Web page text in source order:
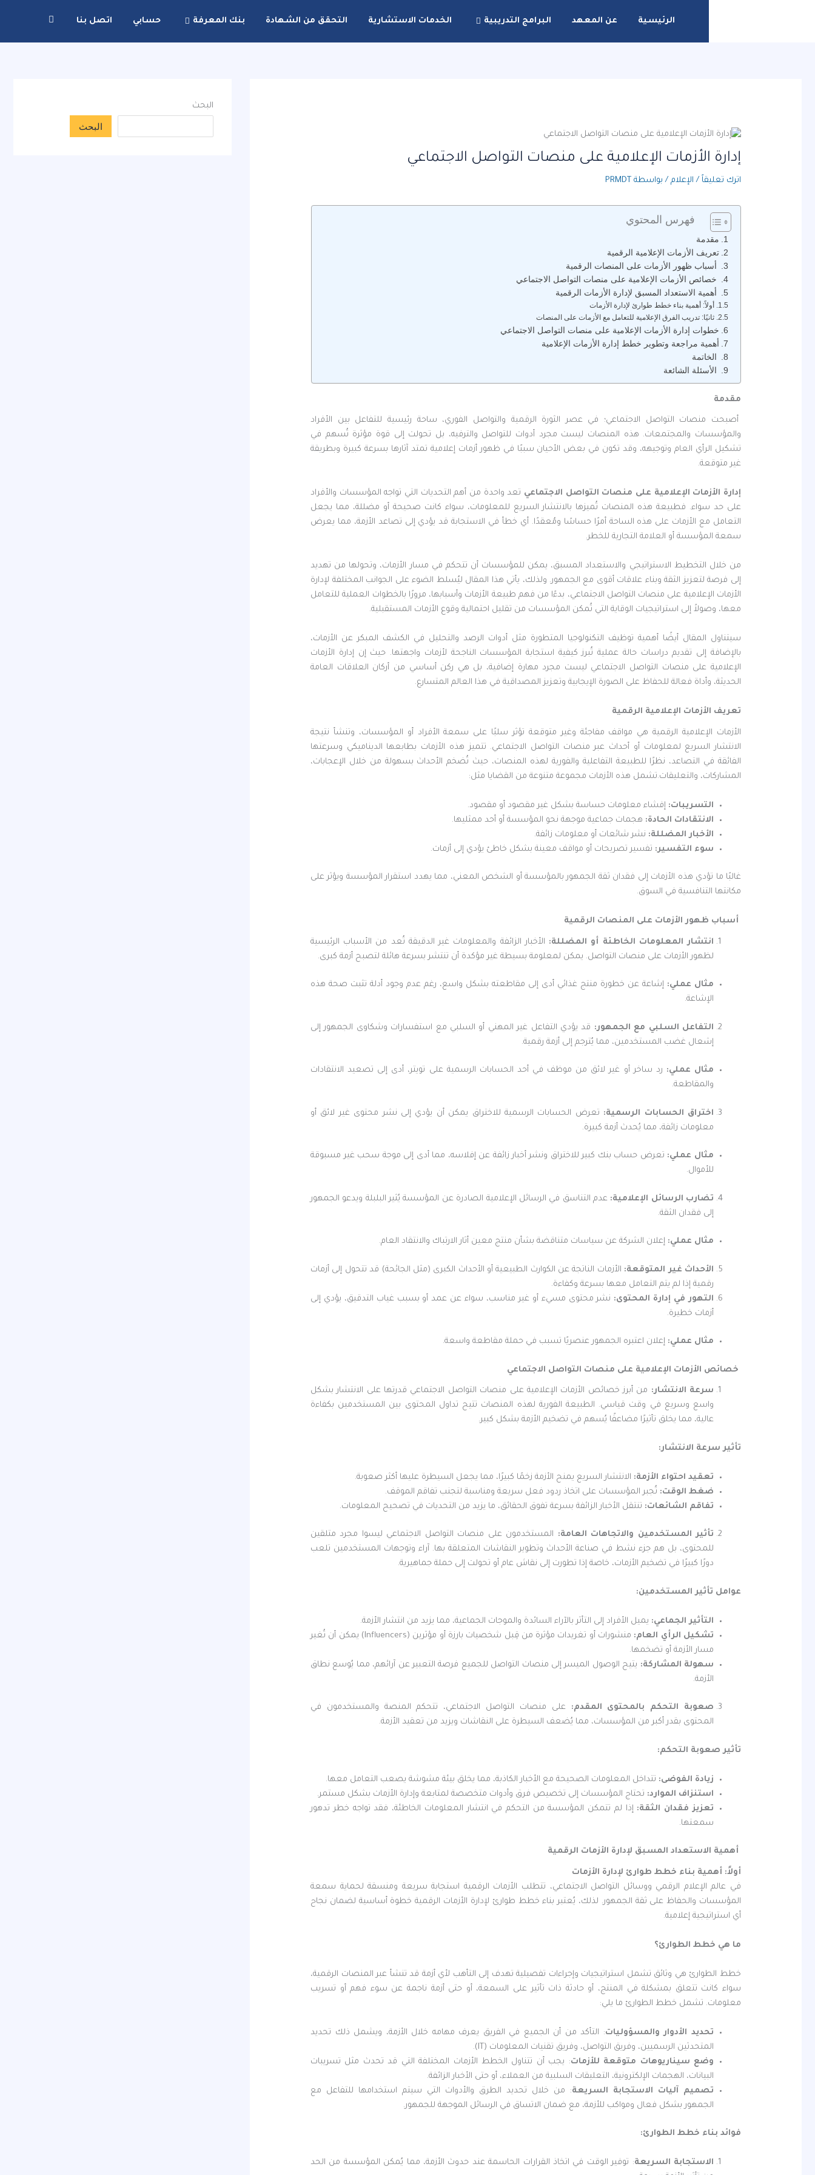
الرئيسية عن المعهد البرامج التدريبية الخدمات الاستشارية التحقق من الشهادة بنك المعرفة حسابي اتصل بنا
إدارة الأزمات الإعلامية على منصات التواصل الاجتماعي
اترك تعليقاً / الإعلام / بواسطة PRMDT
فهرس المحتوي
مقدمة
تعريف الأزمات الإعلامية الرقمية
أسباب ظهور الأزمات على المنصات الرقمية
خصائص الأزمات الإعلامية على منصات التواصل الاجتماعي
أهمية الاستعداد المسبق لإدارة الأزمات الرقمية
أولاً: أهمية بناء خطط طوارئ لإدارة الأزمات
ثانيًا: تدريب الفرق الإعلامية للتعامل مع الأزمات على المنصات
خطوات إدارة الأزمات الإعلامية على منصات التواصل الاجتماعي
أهمية مراجعة وتطوير خطط إدارة الأزمات الإعلامية
الخاتمة
الأسئلة الشائعة
مقدمة
أصبحت منصات التواصل الاجتماعي؛ في عصر الثورة الرقمية والتواصل الفوري، ساحة رئيسية للتفاعل بين الأفراد
والمؤسسات والمجتمعات. هذه المنصات ليست مجرد أدوات للتواصل والترفيه، بل تحولت إلى قوة مؤثرة تُسهم في
تشكيل الرأي العام وتوجيهه، وقد تكون في بعض الأحيان سببًا في ظهور أزمات إعلامية تمتد آثارها بسرعة كبيرة وبطريقة
غير متوقعة.
إدارة الأزمات الإعلامية على منصات التواصل الاجتماعي تعد واحدة من أهم التحديات التي تواجه المؤسسات والأفراد
على حد سواء. فطبيعة هذه المنصات تُميزها بالانتشار السريع للمعلومات، سواء كانت صحيحة أو مضللة، مما يجعل
التعامل مع الأزمات على هذه الساحة أمرًا حساسًا ومُعقدًا. أي خطأ في الاستجابة قد يؤدي إلى تصاعد الأزمة، مما يعرض
سمعة المؤسسة أو العلامة التجارية للخطر.
من خلال التخطيط الاستراتيجي والاستعداد المسبق، يمكن للمؤسسات أن تتحكم في مسار الأزمات، وتحولها من تهديد
إلى فرصة لتعزيز الثقة وبناء علاقات أقوى مع الجمهور. ولذلك، يأتي هذا المقال ليُسلط الضوء على الجوانب المختلفة لإدارة
الأزمات الإعلامية على منصات التواصل الاجتماعي، بدءًا من فهم طبيعة الأزمات وأسبابها، مرورًا بالخطوات العملية للتعامل
معها، وصولاً إلى استراتيجيات الوقاية التي تُمكن المؤسسات من تقليل احتمالية وقوع الأزمات المستقبلية.
سيتناول المقال أيضًا أهمية توظيف التكنولوجيا المتطورة مثل أدوات الرصد والتحليل في الكشف المبكر عن الأزمات،
بالإضافة إلى تقديم دراسات حالة عملية تُبرز كيفية استجابة المؤسسات الناجحة لأزمات واجهتها. حيث إن إدارة الأزمات
الإعلامية على منصات التواصل الاجتماعي ليست مجرد مهارة إضافية، بل هي ركن أساسي من أركان العلاقات العامة
الحديثة، وأداة فعالة للحفاظ على الصورة الإيجابية وتعزيز المصداقية في هذا العالم المتسارع.
تعريف الأزمات الإعلامية الرقمية
الأزمات الإعلامية الرقمية هي مواقف مفاجئة وغير متوقعة تؤثر سلبًا على سمعة الأفراد أو المؤسسات، وتنشأ نتيجة
الانتشار السريع لمعلومات أو أحداث عبر منصات التواصل الاجتماعي. تتميز هذه الأزمات بطابعها الديناميكي وسرعتها
الفائقة في التصاعد، نظرًا للطبيعة التفاعلية والفورية لهذه المنصات، حيث تُضخم الأحداث بسهولة من خلال الإعجابات،
المشاركات، والتعليقات.تشمل هذه الأزمات مجموعة متنوعة من القضايا مثل:
التسريبات: إفشاء معلومات حساسة بشكل غير مقصود أو مقصود.
الانتقادات الحادة: هجمات جماعية موجهة نحو المؤسسة أو أحد ممثليها.
الأخبار المضللة: نشر شائعات أو معلومات زائفة.
سوء التفسير : تفسير تصريحات أو مواقف معينة بشكل خاطئ يؤدي إلى أزمات.
غالبًا ما تؤدي هذه الأزمات إلى فقدان ثقة الجمهور بالمؤسسة أو الشخص المعني، مما يهدد استقرار المؤسسة ويؤثر على
مكانتها التنافسية في السوق.
أسباب ظهور الأزمات على المنصات الرقمية
انتشار المعلومات الخاطئة أو المضللة: الأخبار الزائفة والمعلومات غير الدقيقة تُعد من الأسباب الرئيسية
لظهور الأزمات على منصات التواصل. يمكن لمعلومة بسيطة غير مؤكدة أن تنتشر بسرعة هائلة لتصبح أزمة كبرى.
مثال عملي: إشاعة عن خطورة منتج غذائي أدى إلى مقاطعته بشكل واسع، رغم عدم وجود أدلة تثبت صحة هذه
الإشاعة.
التفاعل السلبي مع الجمهور: قد يؤدي التفاعل غير المهني أو السلبي مع استفسارات وشكاوى الجمهور إلى
إشعال غضب المستخدمين، مما يُترجم إلى أزمة رقمية.
مثال عملي: رد ساخر أو غير لائق من موظف في أحد الحسابات الرسمية على تويتر، أدى إلى تصعيد الانتقادات
والمقاطعة.
اختراق الحسابات الرسمية: تعرض الحسابات الرسمية للاختراق يمكن أن يؤدي إلى نشر محتوى غير لائق أو
معلومات زائفة، مما يُحدث أزمة كبيرة.
مثال عملي: تعرض حساب بنك كبير للاختراق ونشر أخبار زائفة عن إفلاسه، مما أدى إلى موجة سحب غير مسبوقة
للأموال.
تضارب الرسائل الإعلامية:عدم التناسق في الرسائل الإعلامية الصادرة عن المؤسسة يُثير البلبلة ويدعو الجمهور
إلى فقدان الثقة.
مثال عملي: إعلان الشركة عن سياسات متناقضة بشأن منتج معين أثار الارتباك والانتقاد العام.
الأحداث غير المتوقعة: الأزمات الناتجة عن الكوارث الطبيعية أو الأحداث الكبرى (مثل الجائحة) قد تتحول إلى أزمات
رقمية إذا لم يتم التعامل معها بسرعة وكفاءة.
التهور في إدارة المحتوى: نشر محتوى مسيء أو غير مناسب، سواء عن عمد أو بسبب غياب التدقيق، يؤدي إلى
أزمات خطيرة.
مثال عملي: إعلان اعتبره الجمهور عنصريًا تسبب في حملة مقاطعة واسعة.
خصائص الأزمات الإعلامية على منصات التواصل الاجتماعي
سرعة الانتشار: من أبرز خصائص الأزمات الإعلامية على منصات التواصل الاجتماعي قدرتها على الانتشار بشكل
واسع وسريع في وقت قياسي. الطبيعة الفورية لهذه المنصات تتيح تداول المحتوى بين المستخدمين بكفاءة
عالية، مما يخلق تأثيرًا مضاعفًا يُسهم في تضخيم الأزمة بشكل كبير.
تأثير سرعة الانتشار :
تعقيد احتواء الأزمة: الانتشار السريع يمنح الأزمة زخمًا كبيرًا، مما يجعل السيطرة عليها أكثر صعوبة.
ضغط الوقت: تُجبر المؤسسات على اتخاذ ردود فعل سريعة ومناسبة لتجنب تفاقم الموقف.
تفاقم الشائعات: تنتقل الأخبار الزائفة بسرعة تفوق الحقائق، ما يزيد من التحديات في تصحيح المعلومات.
تأثير المستخدمين والاتجاهات العامة: المستخدمون على منصات التواصل الاجتماعي ليسوا مجرد متلقين
للمحتوى، بل هم جزء نشط في صناعة الأحداث وتطوير النقاشات المتعلقة بها. آراء وتوجهات المستخدمين تلعب
دورًا كبيرًا في تضخيم الأزمات، خاصة إذا تطورت إلى نقاش عام أو تحولت إلى حملة جماهيرية.
عوامل تأثير المستخدمين:
التأثير الجماعي: يميل الأفراد إلى التأثر بالآراء السائدة والموجات الجماعية، مما يزيد من انتشار الأزمة.
تشكيل الرأي العام:
منشورات أو تغريدات مؤثرة من قِبل شخصيات بارزة أو مؤثرين (Influencers) يمكن أن تُغير
مسار الأزمة أو تضخمها.
سهولة المشاركة: يتيح الوصول الميسر إلى منصات التواصل للجميع فرصة التعبير عن آرائهم، مما يُوسع نطاق
الأزمة.
صعوبة التحكم بالمحتوى المقدم:على منصات التواصل الاجتماعي، تتحكم المنصة والمستخدمون في
المحتوى بقدر أكبر من المؤسسات، مما يُضعف السيطرة على النقاشات ويزيد من تعقيد الأزمة.
تأثير صعوبة التحكم:
زيادة الفوضى: تتداخل المعلومات الصحيحة مع الأخبار الكاذبة، مما يخلق بيئة مشوشة يصعب التعامل معها.
استنزاف الموارد: تحتاج المؤسسات إلى تخصيص فرق وأدوات متخصصة لمتابعة وإدارة الأزمات بشكل مستمر.
تعزيز فقدان الثقة: إذا لم تتمكن المؤسسة من التحكم في انتشار المعلومات الخاطئة، فقد تواجه خطر تدهور
سمعتها.
أهمية الاستعداد المسبق لإدارة الأزمات الرقمية
أولاً: أهمية بناء خطط طوارئ لإدارة الأزمات
في عالم الإعلام الرقمي ووسائل التواصل الاجتماعي، تتطلب الأزمات الرقمية استجابة سريعة ومنسقة لحماية سمعة
المؤسسات والحفاظ على ثقة الجمهور. لذلك، يُعتبر بناء خطط طوارئ لإدارة الأزمات الرقمية خطوة أساسية لضمان نجاح
أي استراتيجية إعلامية.
ما هي خطط الطوارئ؟
خطط الطوارئ هي وثائق تشمل استراتيجيات وإجراءات تفصيلية تهدف إلى التأهب لأي أزمة قد تنشأ عبر المنصات الرقمية،
سواء كانت تتعلق بمشكلة في المنتج، أو حادثة ذات تأثير على السمعة، أو حتى أزمة ناجمة عن سوء فهم أو تسريب
معلومات. تشمل خطط الطوارئ ما يلي:
تحديد الأدوار والمسؤوليات: التأكد من أن الجميع في الفريق يعرف مهامه خلال الأزمة، ويشمل ذلك تحديد
المتحدثين الرسميين، وفريق التواصل، وفريق تقنيات المعلومات (IT).
وضع سيناريوهات متوقعة للأزمات: يجب أن تتناول الخطط الأزمات المختلفة التي قد تحدث مثل تسريبات
البيانات، الهجمات الإلكترونية، التعليقات السلبية من العملاء، أو حتى الأخبار الزائفة.
تصميم آليات الاستجابة السريعة: من خلال تحديد الطرق والأدوات التي سيتم استخدامها للتفاعل مع
الجمهور بشكل فعال ومواكب للأزمة، مع ضمان الاتساق في الرسائل الموجهة للجمهور.
فوائد بناء خطط الطوارئ:
الاستجابة السريعة: توفير الوقت في اتخاذ القرارات الحاسمة عند حدوث الأزمة، مما يُمكن المؤسسة من الحد
البحث
البحث